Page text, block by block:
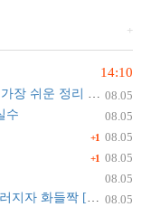
+
14:10
08.05
쉬운 정리 방법
08.05
수
+1 08.05
+1 08.05
08.05
08.05
들짝 [자막뉴스]